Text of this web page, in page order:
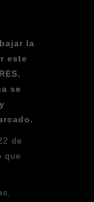
la
este
se
de
que